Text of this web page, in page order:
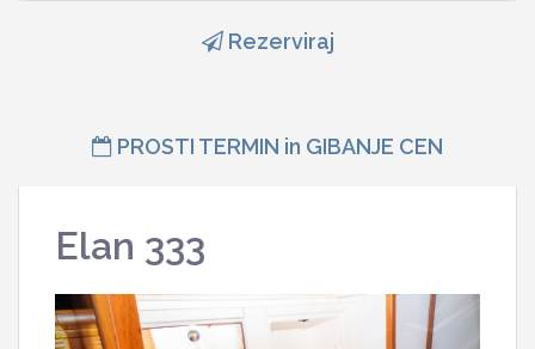
Rezerviraj
PROSTI TERMIN in GIBANJE CEN
Elan 333